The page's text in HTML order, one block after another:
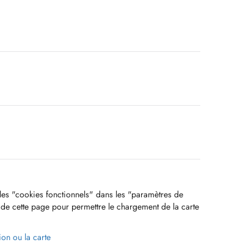
"cookies fonctionnels" dans les "paramètres de
cette page pour permettre le chargement de la carte
ou la carte